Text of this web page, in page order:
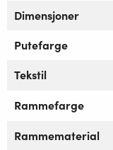
Dimensjoner
Putefarge
Tekstil
Rammefarge
Rammematerial